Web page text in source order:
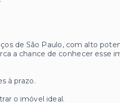
de São Paulo, com alto
a chance de conhecer esse
à prazo.
o imóvel ideal.